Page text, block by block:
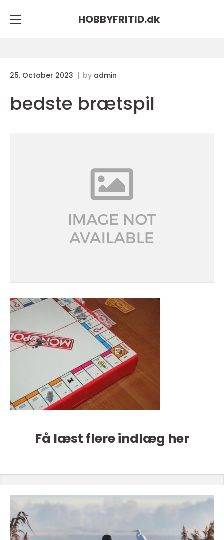
HOBBYFRITID.dk
25. October 2023 by admin
bedste brætspil
Få læst flere indlæg her